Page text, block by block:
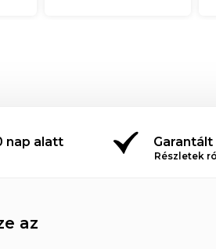
nap alatt
Részletek
az